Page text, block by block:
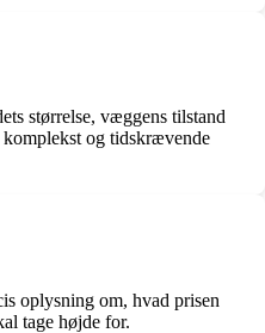
størrelse, væggens tilstand
komplekst og tidskrævende
oplysning om, hvad prisen
tage højde for.